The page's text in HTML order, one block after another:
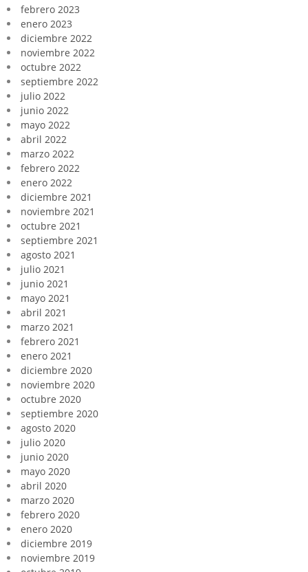
febrero 2023
enero 2023
diciembre 2022
noviembre 2022
octubre 2022
septiembre 2022
julio 2022
junio 2022
mayo 2022
abril 2022
marzo 2022
febrero 2022
enero 2022
diciembre 2021
noviembre 2021
octubre 2021
septiembre 2021
agosto 2021
julio 2021
junio 2021
mayo 2021
abril 2021
marzo 2021
febrero 2021
enero 2021
diciembre 2020
noviembre 2020
octubre 2020
septiembre 2020
agosto 2020
julio 2020
junio 2020
mayo 2020
abril 2020
marzo 2020
febrero 2020
enero 2020
diciembre 2019
noviembre 2019